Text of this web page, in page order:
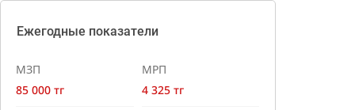
Ежегодные показатели
МЗП
85 000 тг
МРП
4 325 тг